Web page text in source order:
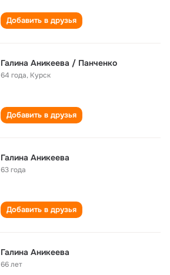
Добавить в друзья
Галина Аникеева / Панченко
64 года, Курск
Добавить в друзья
Галина Аникеева
63 года
Добавить в друзья
Галина Аникеева
66 лет